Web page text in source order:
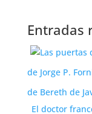
Entradas
de Jorge P.
de Bereth de
El doctor